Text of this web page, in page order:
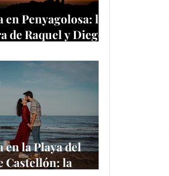
en Penyagolosa: la
de Raquel y Diego
de Castellón
en la Playa del
Castellón: la